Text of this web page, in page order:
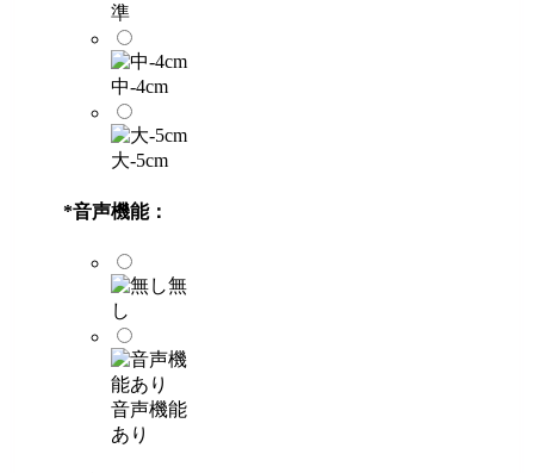
準
中-4cm
大-5cm
*音声機能：
無
し
音声機能
あり